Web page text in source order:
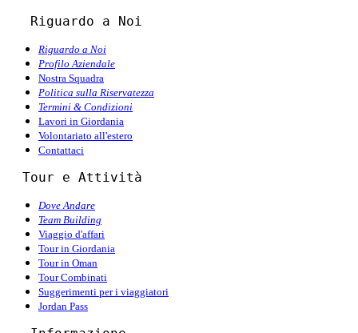
Riguardo a Noi
Riguardo a Noi
Profilo Aziendale
Nostra Squadra
Politica sulla Riservatezza
Termini & Condizioni
Lavori in Giordania
Volontariato all'estero
Contattaci
Tour e Attività
Dove Andare
Team Building
Viaggio d'affari
Tour in Giordania
Tour in Oman
Tour Combinati
Suggerimenti per i viaggiatori
Jordan Pass